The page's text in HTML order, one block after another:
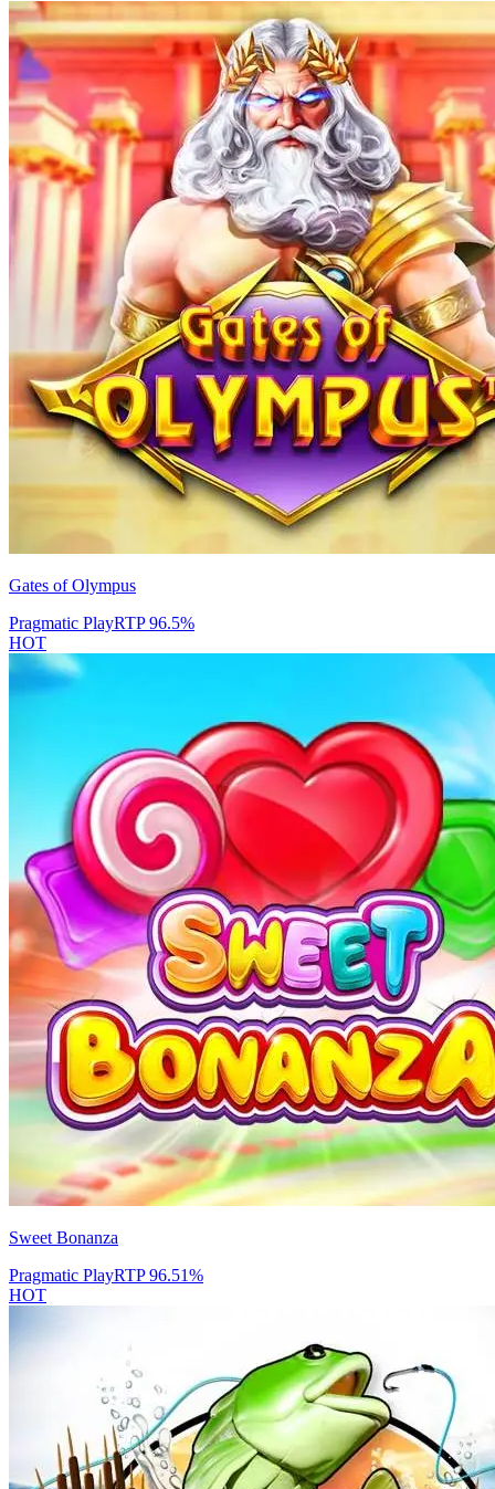
Gates of Olympus
Pragmatic PlayRTP96.5%
HOT
Sweet Bonanza
Pragmatic PlayRTP96.51%
HOT